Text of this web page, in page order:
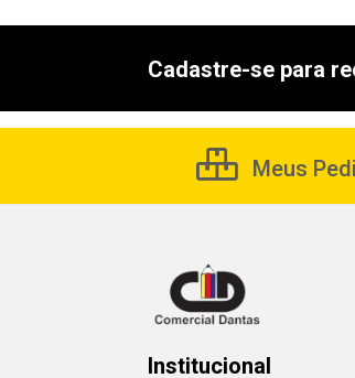
Cadastre-se para
Meus
Institucional